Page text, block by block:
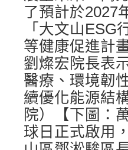
了預計於2027
「大文山
等健康促進計
劉燦宏院長表
醫療、環境韌
續優化能源結
院）【下圖：
球日正式啟用